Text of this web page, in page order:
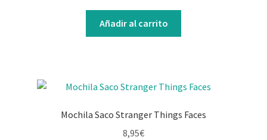
Añadir al carrito
Mochila Saco Stranger Things Faces
8,95€